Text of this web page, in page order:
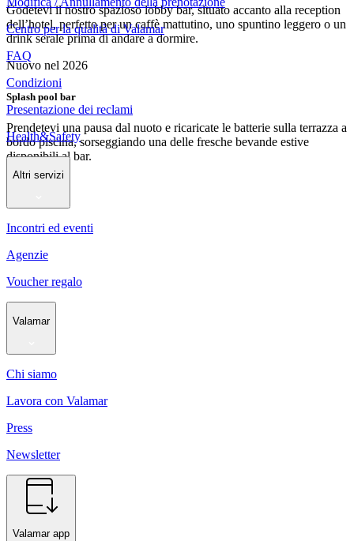
Godetevi il nostro spazioso lobby bar, situato accanto alla reception
dell’hotel, perfetto per un caffè mattutino, uno spuntino leggero o un
drink serale prima di andare a dormire.
Nuovo nel 2026
Splash pool bar
Prendetevi una pausa dal nuoto e ricaricate le batterie sulla terrazza a
bordo piscina, sorseggiando una delle fresche bevande estive
disponibili al bar.
Centro per la qualità di Valamar
FAQ
Condizioni
Presentazione dei reclami
Health&Safety
Altri servizi
Incontri ed eventi
Agenzie
Voucher regalo
Valamar
Chi siamo
Lavora con Valamar
Press
Newsletter
Valamar app